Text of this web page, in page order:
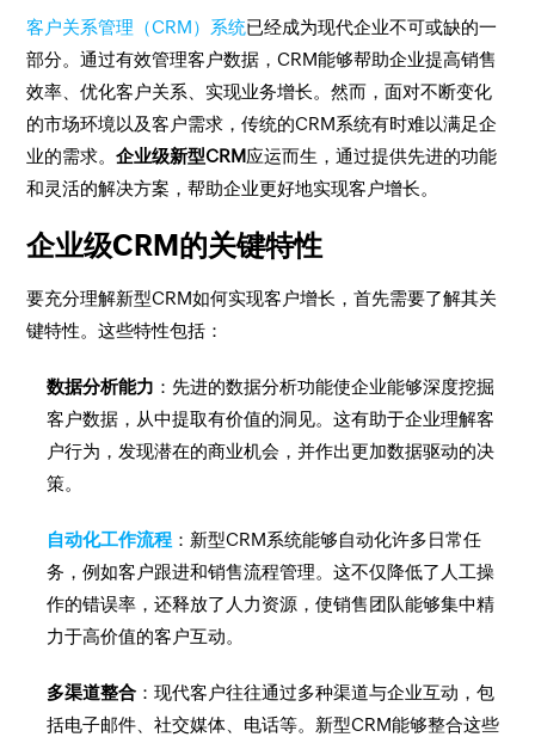
客户关系管理（CRM）系统已经成为现代企业不可或缺的一
部分。通过有效管理客户数据，CRM能够帮助企业提高销售
效率、优化客户关系、实现业务增长。然而，面对不断变化
的市场环境以及客户需求，传统的CRM系统有时难以满足企
业的需求。企业级新型CRM应运而生，通过提供先进的功能
和灵活的解决方案，帮助企业更好地实现客户增长。
企业级CRM的关键特性
要充分理解新型CRM如何实现客户增长，首先需要了解其关
键特性。这些特性包括：
数据分析能力 ：先进的数据分析功能使企业能够深度挖掘
客户数据，从中提取有价值的洞见。这有助于企业理解客
户行为，发现潜在的商业机会，并作出更加数据驱动的决
策。
自动化工作流程 ：新型CRM系统能够自动化许多日常任
务，例如客户跟进和销售流程管理。这不仅降低了人工操
作的错误率，还释放了人力资源，使销售团队能够集中精
力于高价值的客户互动。
多渠道整合 ：现代客户往往通过多种渠道与企业互动，包
括电子邮件、社交媒体、电话等。新型CRM能够整合这些